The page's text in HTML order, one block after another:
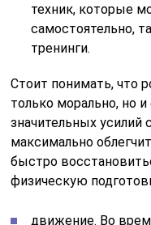
техник, которые
самостоятельно,
тренинги.
Стоит понимать, что
только морально, но
значительных
максимально
быстро
физическую
движение. Во